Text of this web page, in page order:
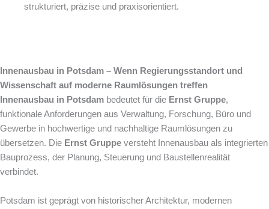
strukturiert, präzise und praxisorientiert.
Innenausbau in Potsdam – Wenn Regierungsstandort und
Wissenschaft auf moderne Raumlösungen treffen
Innenausbau in Potsdam bedeutet für die Ernst Gruppe,
funktionale Anforderungen aus Verwaltung, Forschung, Büro und
Gewerbe in hochwertige und nachhaltige Raumlösungen zu
übersetzen. Die Ernst Gruppe versteht Innenausbau als integrierten
Bauprozess, der Planung, Steuerung und Baustellenrealität
verbindet.
Potsdam ist geprägt von historischer Architektur, modernen